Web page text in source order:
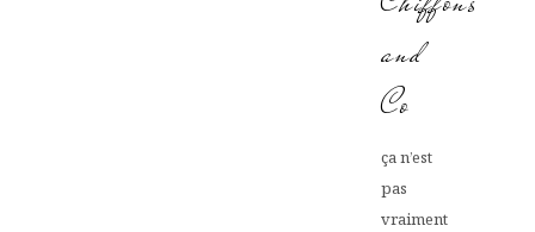
and
Co
ça n’est
pas
vraiment